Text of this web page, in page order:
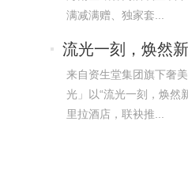
满减满赠、独家套...
流光一刻，焕然
光」携
来自资生堂集团旗下奢
光」以“流光一刻，焕然
里拉酒店，联袂推...